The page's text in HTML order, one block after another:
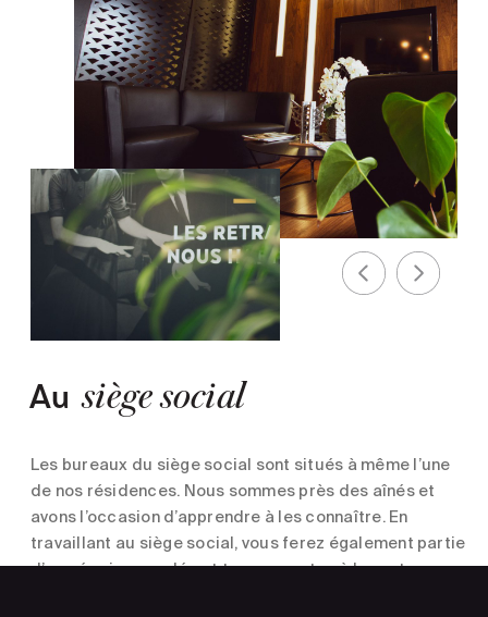
Au siège social
Les bureaux du siège social sont situés à même l’une
de nos résidences. Nous sommes près des aînés et
avons l’occasion d’apprendre à les connaître. En
travaillant au siège social, vous ferez également partie
d’une équipe soudée et transparente où le partage